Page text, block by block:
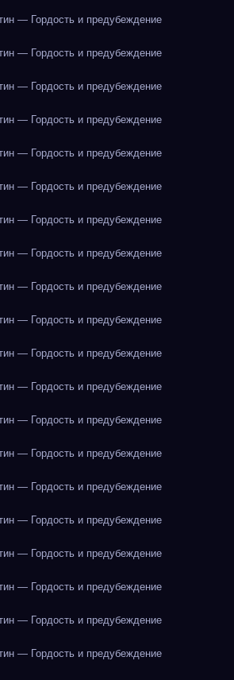
— Гордость и предубеждение
— Гордость и предубеждение
— Гордость и предубеждение
— Гордость и предубеждение
— Гордость и предубеждение
— Гордость и предубеждение
— Гордость и предубеждение
— Гордость и предубеждение
— Гордость и предубеждение
— Гордость и предубеждение
— Гордость и предубеждение
— Гордость и предубеждение
— Гордость и предубеждение
— Гордость и предубеждение
— Гордость и предубеждение
— Гордость и предубеждение
— Гордость и предубеждение
— Гордость и предубеждение
— Гордость и предубеждение
— Гордость и предубеждение